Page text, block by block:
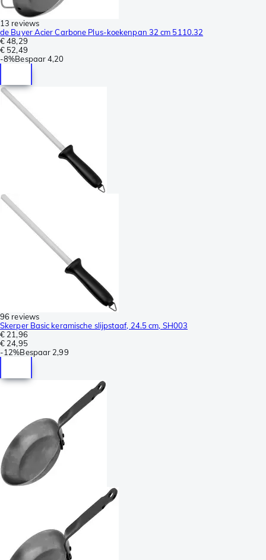
13 reviews
de Buyer Acier Carbone Plus-koekenpan 32 cm 5110.32
€ 48,29
€ 52,49
-8%Bespaar4,20
96 reviews
Skerper Basic keramische slijpstaaf, 24.5 cm, SH003
€ 21,96
€ 24,95
-12%Bespaar 2,99